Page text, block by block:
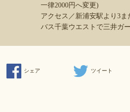
一律2000円へ変更)
アクセス／新浦安駅より3
バス千葉ウエストで三井ガ
シェア ツイート